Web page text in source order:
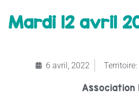
Mardi 12 avril
6 avril, 2022 Territoire:
Association